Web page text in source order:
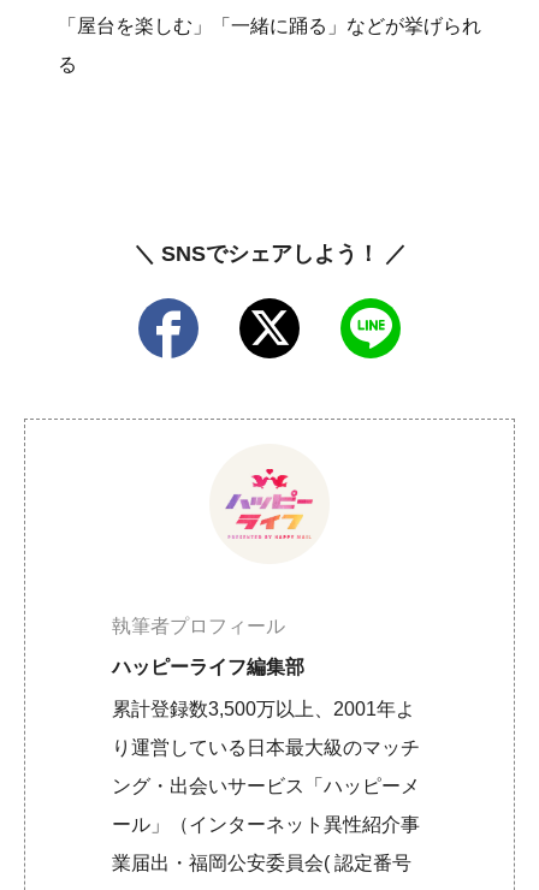
「屋台を楽しむ」「一緒に踊る」などが挙げられ
る
＼ SNSでシェアしよう！ ／
執筆者プロフィール
ハッピーライフ編集部
累計登録数3,500万以上、2001年よ
り運営している日本最大級のマッチ
ング・出会いサービス「ハッピーメ
ール」（インターネット異性紹介事
業届出・福岡公安委員会( 認定番号